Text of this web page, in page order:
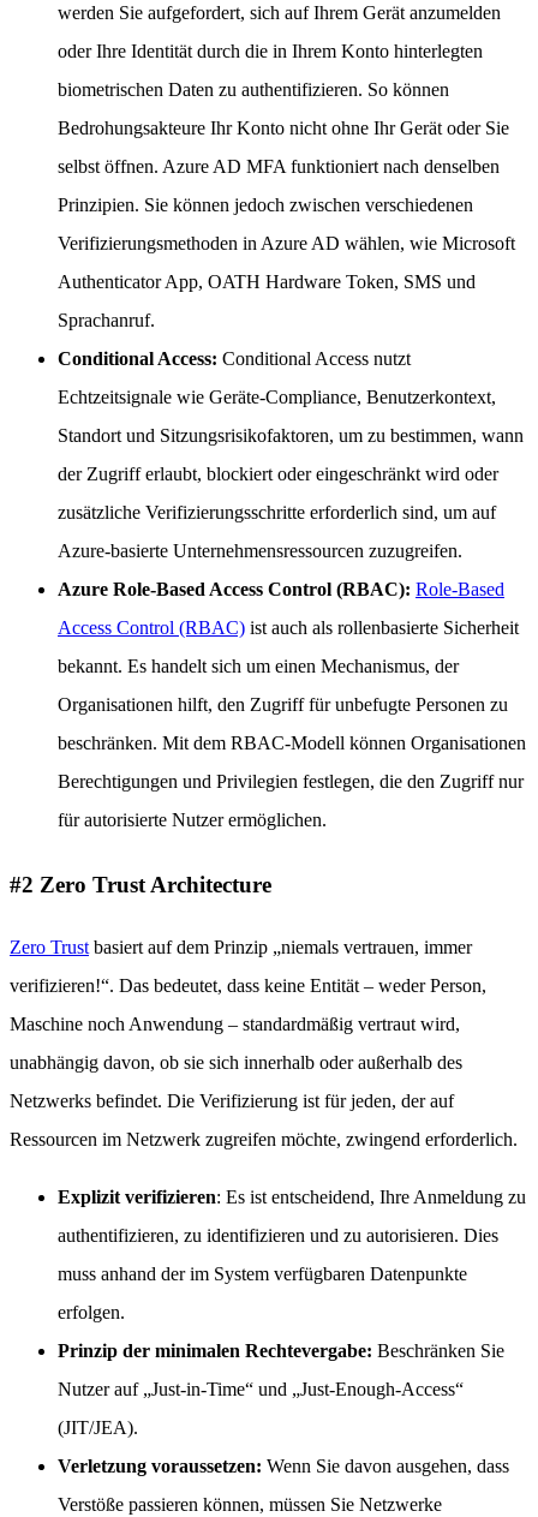
werden Sie aufgefordert, sich auf Ihrem Gerät anzumelden
oder Ihre Identität durch die in Ihrem Konto hinterlegten
biometrischen Daten zu authentifizieren. So können
Bedrohungsakteure Ihr Konto nicht ohne Ihr Gerät oder Sie
selbst öffnen. Azure AD MFA funktioniert nach denselben
Prinzipien. Sie können jedoch zwischen verschiedenen
Verifizierungsmethoden in Azure AD wählen, wie Microsoft
Authenticator App, OATH Hardware Token, SMS und
Sprachanruf.
Conditional Access: Conditional Access nutzt
Echtzeitsignale wie Geräte-Compliance, Benutzerkontext,
Standort und Sitzungsrisikofaktoren, um zu bestimmen, wann
der Zugriff erlaubt, blockiert oder eingeschränkt wird oder
zusätzliche Verifizierungsschritte erforderlich sind, um auf
Azure-basierte Unternehmensressourcen zuzugreifen.
Azure Role-Based Access Control (RBAC): Role-Based
Access Control (RBAC) ist auch als rollenbasierte Sicherheit
bekannt. Es handelt sich um einen Mechanismus, der
Organisationen hilft, den Zugriff für unbefugte Personen zu
beschränken. Mit dem RBAC-Modell können Organisationen
Berechtigungen und Privilegien festlegen, die den Zugriff nur
für autorisierte Nutzer ermöglichen.
#2 Zero Trust Architecture
Zero Trust basiert auf dem Prinzip „niemals vertrauen, immer
verifizieren!“. Das bedeutet, dass keine Entität – weder Person,
Maschine noch Anwendung – standardmäßig vertraut wird,
unabhängig davon, ob sie sich innerhalb oder außerhalb des
Netzwerks befindet. Die Verifizierung ist für jeden, der auf
Ressourcen im Netzwerk zugreifen möchte, zwingend erforderlich.
Explizit verifizieren: Es ist entscheidend, Ihre Anmeldung zu
authentifizieren, zu identifizieren und zu autorisieren. Dies
muss anhand der im System verfügbaren Datenpunkte
erfolgen.
Prinzip der minimalen Rechtevergabe: Beschränken Sie
Nutzer auf „Just-in-Time“ und „Just-Enough-Access“
(JIT/JEA).
Verletzung voraussetzen: Wenn Sie davon ausgehen, dass
Verstöße passieren können, müssen Sie Netzwerke